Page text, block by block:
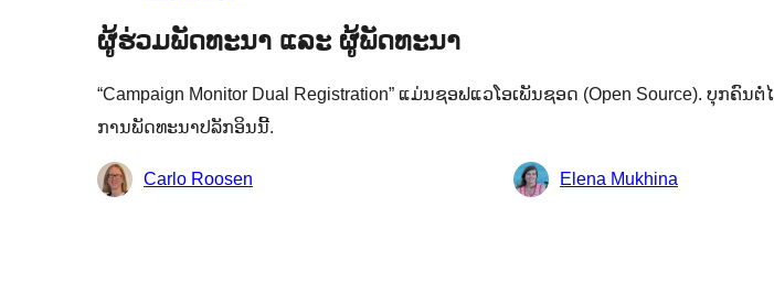
ຜູ້ຮ່ວມພັດທະນາ ແລະ ຜູ້ພັດທະນາ
“Campaign Monitor Dual Registration” ແມ່ນຊອຟແວໂອເພັນຊອດ (Open Source). ບຸກຄົນ
ການພັດທະນາປລັກອິນນີ້.
ຜູ້
Carlo Roosen Elena Mukhina